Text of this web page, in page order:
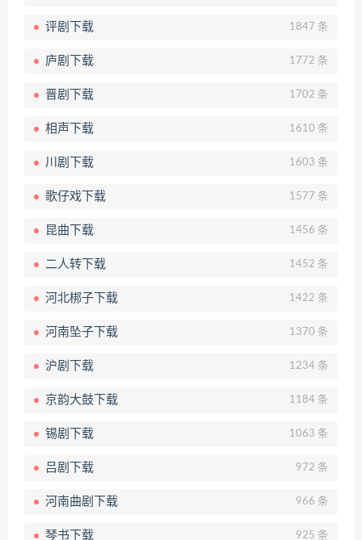
评剧下载 1847 条
庐剧下载 1772 条
晋剧下载 1702 条
相声下载 1610 条
川剧下载 1603 条
歌仔戏下载 1577 条
昆曲下载 1456 条
二人转下载 1452 条
河北梆子下载 1422 条
河南坠子下载 1370 条
沪剧下载 1234 条
京韵大鼓下载 1184 条
锡剧下载 1063 条
吕剧下载 972 条
河南曲剧下载 966 条
琴书下载 925 条